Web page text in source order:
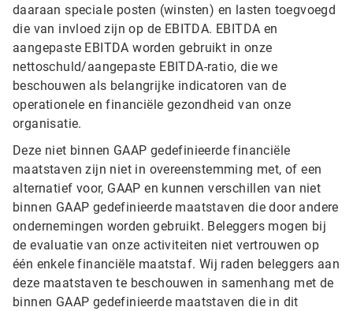
daaraan speciale posten (winsten) en lasten toegvoegd
die van invloed zijn op de EBITDA. EBITDA en
aangepaste EBITDA worden gebruikt in onze
nettoschuld/aangepaste EBITDA-ratio, die we
beschouwen als belangrijke indicatoren van de
operationele en financiële gezondheid van onze
organisatie.
Deze niet binnen GAAP gedefinieerde financiële
maatstaven zijn niet in overeenstemming met, of een
alternatief voor, GAAP en kunnen verschillen van niet
binnen GAAP gedefinieerde maatstaven die door andere
ondernemingen worden gebruikt. Beleggers mogen bij
de evaluatie van onze activiteiten niet vertrouwen op
één enkele financiële maatstaf. Wij raden beleggers aan
deze maatstaven te beschouwen in samenhang met de
binnen GAAP gedefinieerde maatstaven die in dit